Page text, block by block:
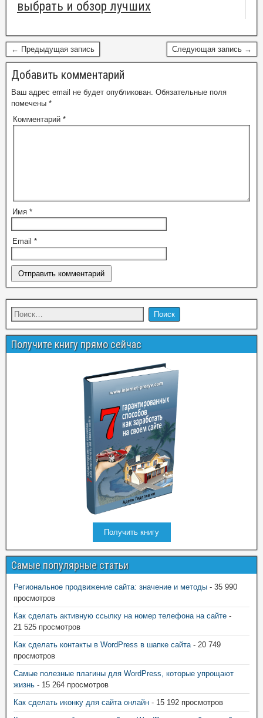
выбрать и обзор лучших
← Предыдущая запись Следующая запись →
Добавить комментарий
Ваш адрес email не будет опубликован. Обязательные поля
помечены *
Комментарий *
Имя *
Email *
Получите книгу прямо сейчас
Получить книгу
Самые популярные статьи
Региональное продвижение сайта: значение и методы - 35 990
просмотров
Как сделать активную ссылку на номер телефона на сайте -
21 525 просмотров
Как сделать контакты в WordPress в шапке сайта- 20 749
просмотров
Самые полезные плагины для WordPress, которые упрощают
жизнь - 15 264 просмотров
Как сделать иконку для сайта онлайн - 15 192 просмотров